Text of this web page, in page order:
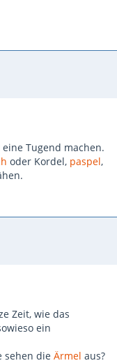
Tugend machen.
oder Kordel, paspel,
Zeit, wie das
ein
sehen die Ärmel aus?